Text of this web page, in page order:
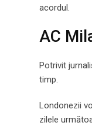
acordul.
AC
Potrivit
timp.
Londonezii
zilele